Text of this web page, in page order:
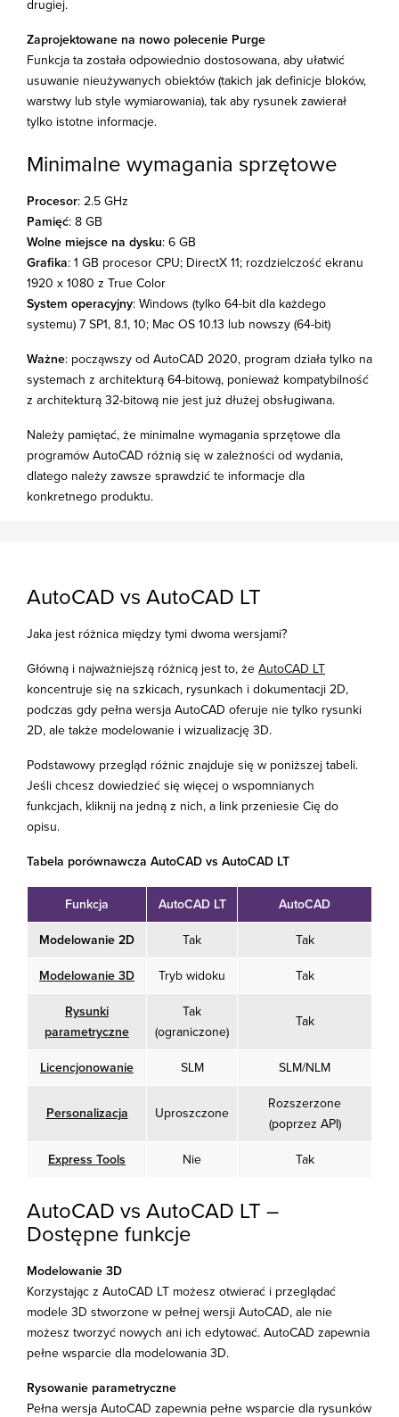
drugiej.
Zaprojektowane na nowo polecenie Purge
Funkcja ta została odpowiednio dostosowana, aby ułatwić
usuwanie nieużywanych obiektów (takich jak definicje bloków,
warstwy lub style wymiarowania), tak aby rysunek zawierał
tylko istotne informacje.
Minimalne wymagania sprzętowe
Procesor: 2.5 GHz
Pamięć: 8 GB
Wolne miejsce na dysku: 6 GB
Grafika: 1 GB procesor CPU; DirectX 11; rozdzielczość ekranu
1920 x 1080 z True Color
System operacyjny: Windows (tylko 64-bit dla każdego
systemu) 7 SP1, 8.1, 10; Mac OS 10.13 lub nowszy (64-bit)
Ważne: począwszy od AutoCAD 2020, program działa tylko na
systemach z architekturą 64-bitową, ponieważ kompatybilność
z architekturą 32-bitową nie jest już dłużej obsługiwana.
Należy pamiętać, że minimalne wymagania sprzętowe dla
programów AutoCAD różnią się w zależności od wydania,
dlatego należy zawsze sprawdzić te informacje dla
konkretnego produktu.
AutoCAD vs AutoCAD LT
Jaka jest różnica między tymi dwoma wersjami?
Główną i najważniejszą różnicą jest to, że AutoCAD LT
koncentruje się na szkicach, rysunkach i dokumentacji 2D,
podczas gdy pełna wersja AutoCAD oferuje nie tylko rysunki
2D, ale także modelowanie i wizualizację 3D.
Podstawowy przegląd różnic znajduje się w poniższej tabeli.
Jeśli chcesz dowiedzieć się więcej o wspomnianych
funkcjach, kliknij na jedną z nich, a link przeniesie Cię do
opisu.
Tabela porównawcza AutoCAD vs AutoCAD LT
Funkcja AutoCAD LT AutoCAD
Modelowanie 2D Tak Tak
Modelowanie 3D Tryb widoku Tak
Rysunki
parametryczne
Tak
(ograniczone)
Tak
Licencjonowanie SLM SLM/NLM
Personalizacja Uproszczone
Rozszerzone
(poprzez API)
Express Tools Nie Tak
AutoCAD vs AutoCAD LT –
Dostępne funkcje
Modelowanie 3D
Korzystając z AutoCAD LT możesz otwierać i przeglądać
modele 3D stworzone w pełnej wersji AutoCAD, ale nie
możesz tworzyć nowych ani ich edytować. AutoCAD zapewnia
pełne wsparcie dla modelowania 3D.
Rysowanie parametryczne
Pełna wersja AutoCAD zapewnia pełne wsparcie dla rysunków